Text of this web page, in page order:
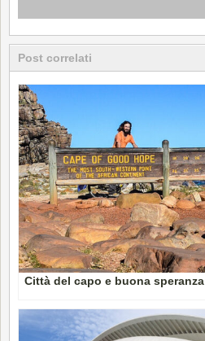
Post correlati
Città del capo e buona speranza